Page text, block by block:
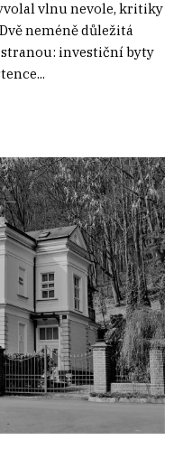
vlnu nevole, kritiky
neméně důležitá
stranou: investiční byty